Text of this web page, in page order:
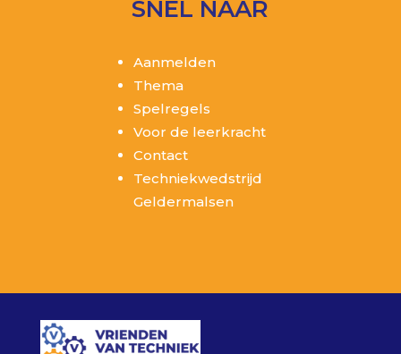
SNEL NAAR
Aanmelden
Thema
Spelregels
Voor de leerkracht
Contact
Techniekwedstrijd
Geldermalsen